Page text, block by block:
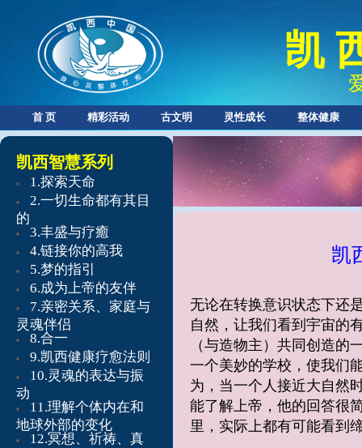
凯
首 页 精彩活动 古文明 灵性成长 整体健康
凯西智慧系列
​1.探索天命
​2.一切生命都有其目
的
3.丰盛与疗癒
4.链接你的高我
5.梦的指引
6.成为上帝的友伴
7.亲密关系、家庭与
灵魂伴侣
8.合一
9.凯西健康疗愈法则
10.灵魂的表达与振
动
11.理解个体内在和
地球外部的变化
12.冥想、祈祷、真
凯
无论在转换意识状态下还
自然，让我们看到宇宙的
（与造物主）共同创造
一个美妙的学校，使我们
为，当一个人接近大自然
能了解上帝，他的回答很
里，实际上都有可能看到